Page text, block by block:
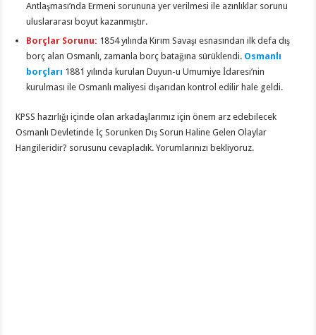
Antlaşması’nda Ermeni sorununa yer verilmesi ile azınlıklar sorunu
uluslararası boyut kazanmıştır.
Borçlar Sorunu: 1854 yılında Kırım Savaşı esnasından ilk defa dış
borç alan Osmanlı, zamanla borç batağına sürüklendi. Osmanlı
borçları 1881 yılında kurulan Duyun-u Umumiye İdaresi’nin
kurulması ile Osmanlı maliyesi dışarıdan kontrol edilir hale geldi.
KPSS hazırlığı içinde olan arkadaşlarımız için önem arz edebilecek
Osmanlı Devletinde İç Sorunken Dış Sorun Haline Gelen Olaylar
Hangileridir? sorusunu cevapladık. Yorumlarınızı bekliyoruz.